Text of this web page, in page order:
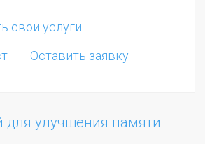
свои услуги
Оставить заявку
для улучшения памяти